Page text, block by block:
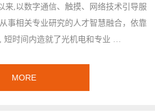
,以数字通信、触摸、网络技术引导服
事相关专业研究的人才智慧融合，依靠
短时间内造就了光机电和专业 …
MORE